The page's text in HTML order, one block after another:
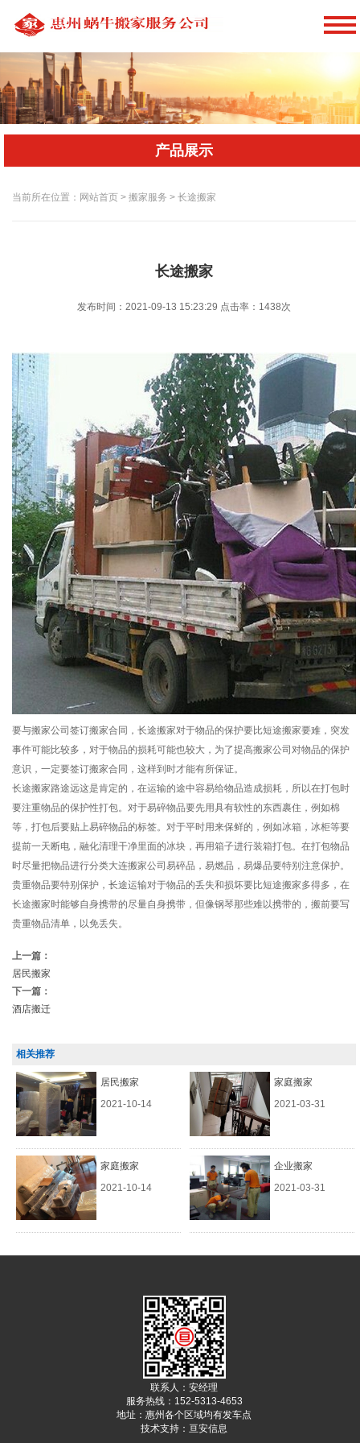
产品展示
当前所在位置：网站首页 > 搬家服务 > 长途搬家
长途搬家
发布时间：2021-09-13 15:23:29 点击率： 1438次
要与搬家公司签订搬家合同，长途搬家对于物品的保护要比短途搬家要难，突发
事件可能比较多，对于物品的损耗可能也较大，为了提高搬家公司对物品的保护
意识，一定要签订搬家合同，这样到时才能有所保证。
长途搬家路途远这是肯定的，在运输的途中容易给物品造成损耗，所以在打包时
要注重物品的保护性打包。对于易碎物品要先用具有软性的东西裹住，例如棉
等，打包后要贴上易碎物品的标签。对于平时用来保鲜的，例如冰箱，冰柜等要
提前一天断电，融化清理干净里面的冰块，再用箱子进行装箱打包。在打包物品
时尽量把物品进行分类大连搬家公司易碎品，易燃品，易爆品要特别注意保护。
贵重物品要特别保护，长途运输对于物品的丢失和损坏要比短途搬家多得多，在
长途搬家时能够自身携带的尽量自身携带，但像钢琴那些难以携带的，搬前要写
贵重物品清单，以免丢失。
上一篇：
居民搬家
下一篇：
酒店搬迁
相关推荐
居民搬家
2021-10-14
家庭搬家
2021-03-31
家庭搬家
2021-10-14
企业搬家
2021-03-31
联系人：安经理
服务热线：152-5313-4653
地址：惠州各个区域均有发车点
技术支持： 亘安信息